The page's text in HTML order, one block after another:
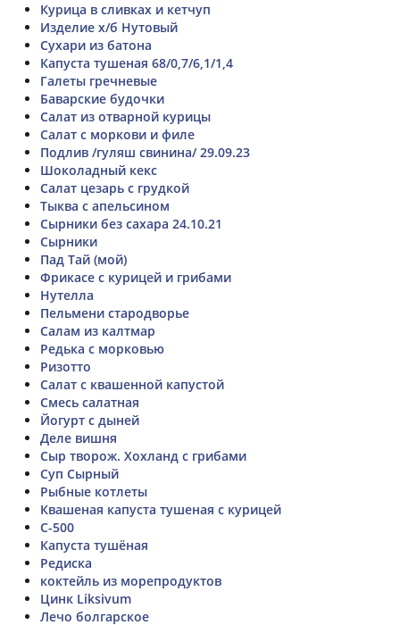
Курица в сливках и кетчуп
Изделие х/б Нутовый
Сухари из батона
Капуста тушеная 68/0,7/6,1/1,4
Галеты гречневые
Баварские будочки
Салат из отварной курицы
Салат с моркови и филе
Подлив /гуляш свинина/ 29.09.23
Шоколадный кекс
Салат цезарь с грудкой
Тыква с апельсином
Сырники без сахара 24.10.21
Сырники
Пад Тай (мой)
Фрикасе с курицей и грибами
Нутелла
Пельмени стародворье
Салам из калтмар
Редька с морковью
Ризотто
Салат с квашенной капустой
Смесь салатная
Йогурт с дыней
Деле вишня
Сыр творож. Хохланд с грибами
Суп Сырный
Рыбные котлеты
Квашеная капуста тушеная с курицей
C-500
Капуста тушёная
Редиска
коктейль из морепродуктов
Цинк Liksivum
Лечо болгарское